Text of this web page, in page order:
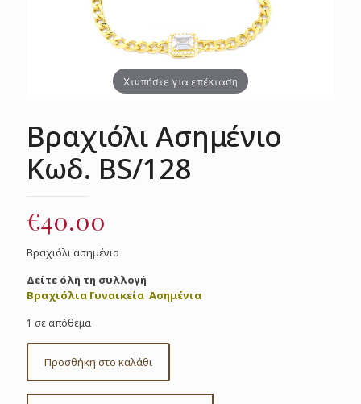
Χτυπήστε για επέκταση
Βραχιόλι Ασημένιο
Κωδ. BS/128
€40.00
Βραχιόλι ασημένιο
Δείτε όλη τη συλλογή
Βραχιόλια Γυναικεία Ασημένια
1 σε απόθεμα
Προσθήκη στο καλάθι